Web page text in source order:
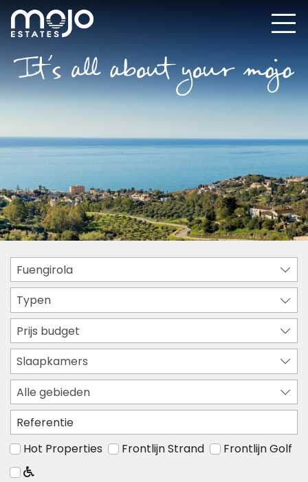
Fuengirola
Typen
Prijs budget
Slaapkamers
Alle gebieden
Hot Properties Frontlijn Strand Frontlijn Golf